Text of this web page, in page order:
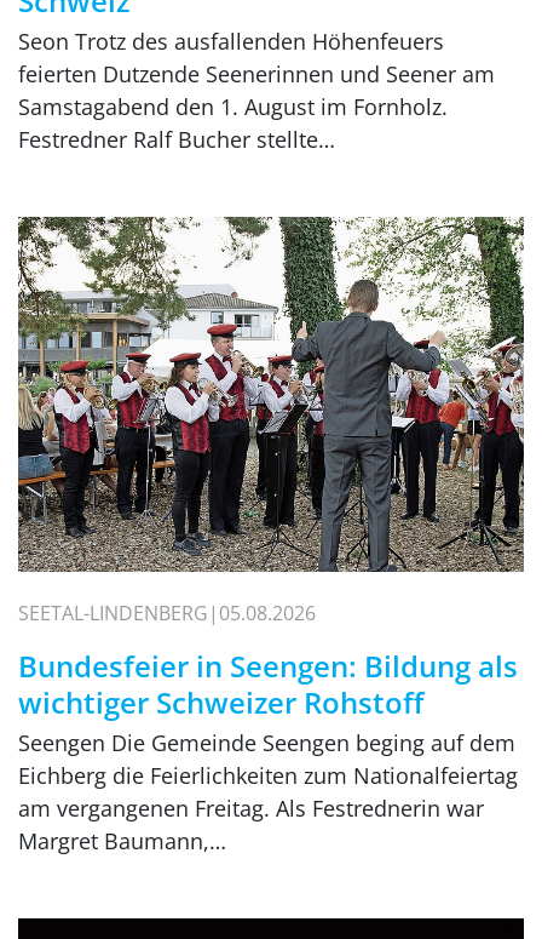
Seon Trotz des ausfallenden Höhenfeuers
feierten Dutzende Seenerinnen und Seener am
Samstagabend den 1. August im Fornholz.
Festredner Ralf Bucher stellte…
SEETAL-LINDENBERG 05.08.2026
Bundesfeier in Seengen: Bildung als
wichtiger Schweizer Rohstoff
Seengen Die Gemeinde Seengen beging auf dem
Eichberg die Feierlichkeiten zum Nationalfeiertag
am vergangenen Freitag. Als Festrednerin war
Margret Baumann,…